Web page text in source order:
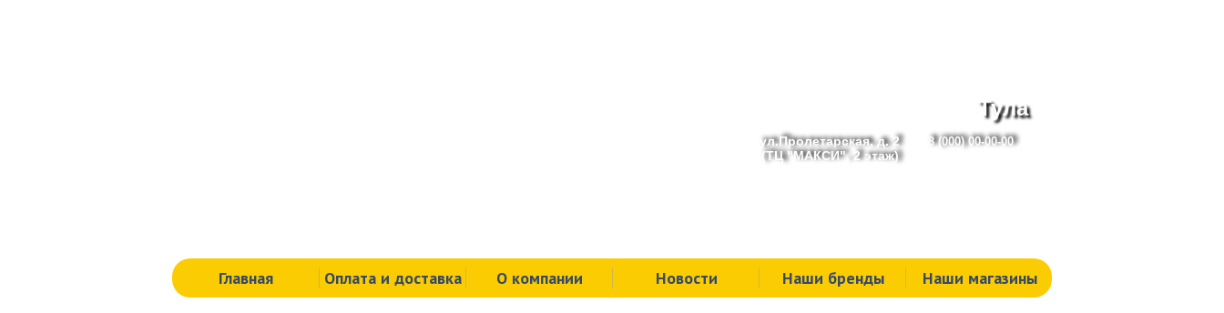
Тула
ул.Пролетарская, д. 2
(ТЦ "МАКСИ", 2 этаж)
8 (000) 00-00-00
Главная Оплата и доставка О компании Новости Наши бренды Наши магазины